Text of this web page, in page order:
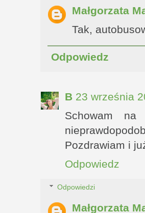
Małgorzata
Tak,
Odpowiedz
B 23 września
Schowam
Pozdrawiam i
Odpowiedz
Odpowiedzi
Małgorzata